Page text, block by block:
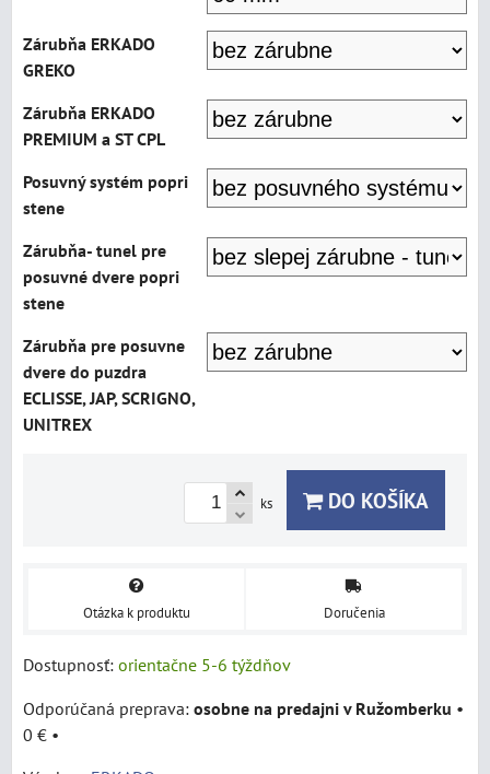
Zárubňa ERKADO
GREKO
Zárubňa ERKADO
PREMIUM a ST CPL
Posuvný systém popri
stene
Zárubňa- tunel pre
posuvné dvere popri
stene
Zárubňa pre posuvne
dvere do puzdra
ECLISSE, JAP, SCRIGNO,
UNITREX
ks DO KOŠÍKA
Otázka k produktu Doručenia
Dostupnosť: orientačne 5-6 týždňov
osobne na predajni v Ružomberku •
0 € •